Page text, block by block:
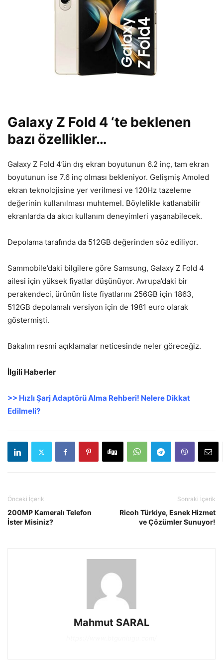
Galaxy Z Fold 4 ‘te beklenen
bazı özellikler…
Galaxy Z Fold 4’ün dış ekran boyutunun 6.2 inç, tam ekran
boyutunun ise 7.6 inç olması bekleniyor. Gelişmiş Amoled
ekran teknolojisine yer verilmesi ve 120Hz tazeleme
değerinin kullanılması muhtemel. Böylelikle katlanabilir
ekranlarda da akıcı kullanım deneyimleri yaşanabilecek.
Depolama tarafında da 512GB değerinden söz ediliyor.
Sammobile’daki bilgilere göre Samsung, Galaxy Z Fold 4
ailesi için yüksek fiyatlar düşünüyor. Avrupa’daki bir
perakendeci, ürünün liste fiyatlarını 256GB için 1863,
512GB depolamalı versiyon için de 1981 euro olarak
göstermişti.
Bakalım resmi açıklamalar neticesinde neler göreceğiz.
İlgili Haberler
>> Hızlı Şarj Adaptörü Alma Rehberi! Nelere Dikkat
Edilmeli?
Önceki İçerik
200MP Kameralı Telefon
İster Misiniz?
Sonraki İçerik
Ricoh Türkiye, Esnek Hizmet
ve Çözümler Sunuyor!
Mahmut SARAL